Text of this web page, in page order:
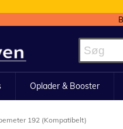
Oplader & Booster
192 (Kompatibelt)